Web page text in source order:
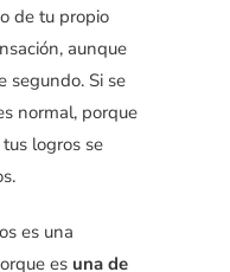
de tu propio
aunque
segundo. Si se
normal, porque
logros se
es una
es una de